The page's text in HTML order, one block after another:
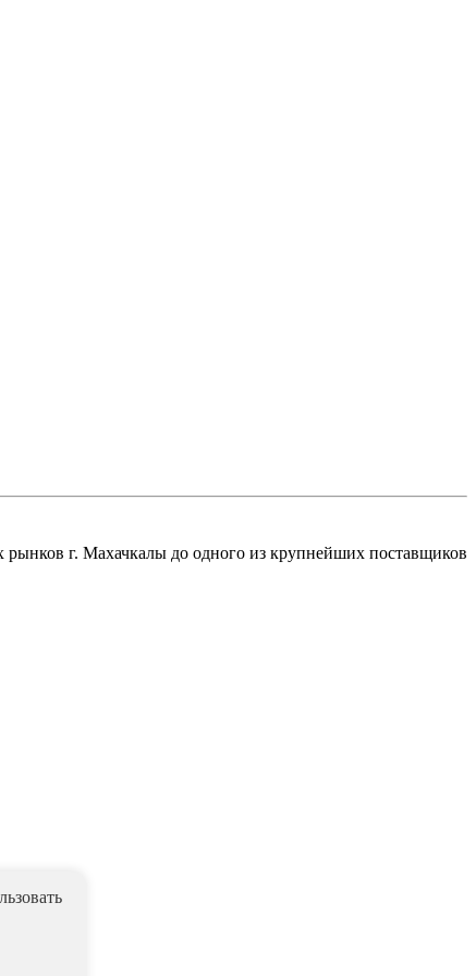
г. Махачкалы до одного из крупнейших поставщиков